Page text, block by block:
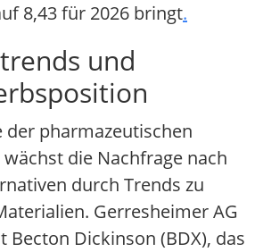
8,43 für 2026 bringt.
und
der pharmazeutischen
die Nachfrage nach
durch Trends zu
Gerresheimer AG
Dickinson (BDX), das